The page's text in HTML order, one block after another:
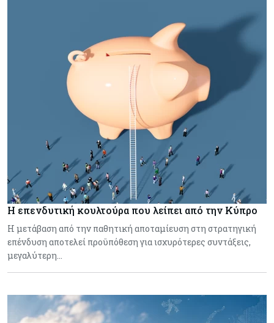
Η επενδυτική κουλτούρα που λείπει από την Κύπρο
Η μετάβαση από την παθητική αποταμίευση στη στρατηγική
επένδυση αποτελεί προϋπόθεση για ισχυρότερες συντάξεις,
μεγαλύτερη…